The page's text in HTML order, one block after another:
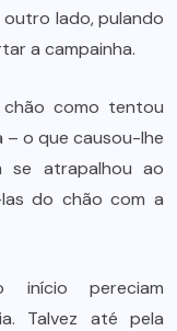
lado, pulando
a campainha.
como tentou
– o que causou-lhe
se atrapalhou ao
do chão com a
início pereciam
Talvez até pela